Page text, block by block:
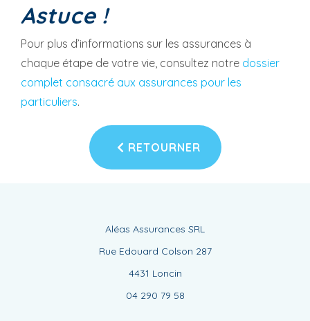
Astuce !
Pour plus d’informations sur les assurances à
chaque étape de votre vie, consultez notre dossier
complet consacré aux assurances pour les
particuliers.
RETOURNER
Aléas Assurances SRL
Rue Edouard Colson 287
4431 Loncin
04 290 79 58